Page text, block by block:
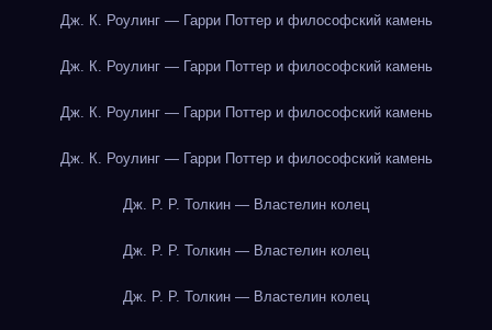
Дж. К. Роулинг — Гарри Поттер и философский камень
Дж. К. Роулинг — Гарри Поттер и философский камень
Дж. К. Роулинг — Гарри Поттер и философский камень
Дж. К. Роулинг — Гарри Поттер и философский камень
Дж. Р. Р. Толкин — Властелин колец
Дж. Р. Р. Толкин — Властелин колец
Дж. Р. Р. Толкин — Властелин колец